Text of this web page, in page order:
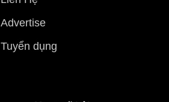
Advertise
Tuyển dụng